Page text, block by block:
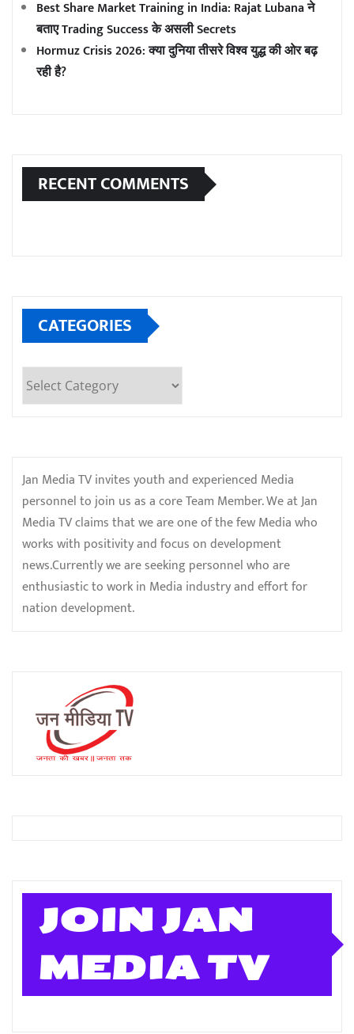
Best Share Market Training in India: Rajat Lubana ने
बताए Trading Success के असली Secrets
Hormuz Crisis 2026: क्या दुनिया तीसरे विश्व युद्ध की ओर बढ़
रही है?
RECENT COMMENTS
CATEGORIES
Categories
Jan Media TV invites youth and experienced Media
personnel to join us as a core Team Member. We at Jan
Media TV claims that we are one of the few Media who
works with positivity and focus on development
news.Currently we are seeking personnel who are
enthusiastic to work in Media industry and effort for
nation development.
JOIN JAN
MEDIA TV